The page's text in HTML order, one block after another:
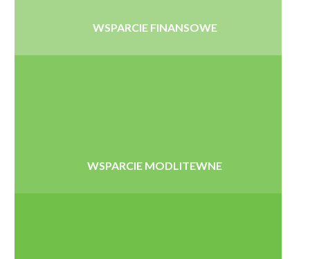
WSPARCIE FINANSOWE
WSPARCIE MODLITEWNE